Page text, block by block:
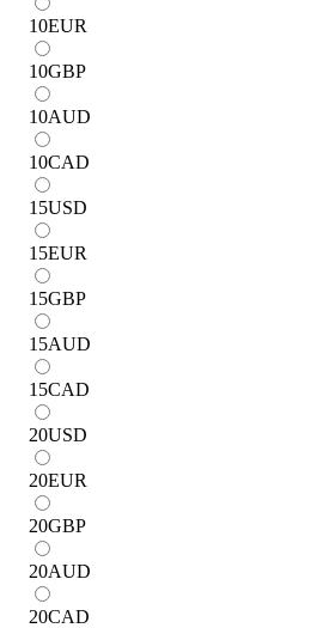
10EUR
10GBP
10AUD
10CAD
15USD
15EUR
15GBP
15AUD
15CAD
20USD
20EUR
20GBP
20AUD
20CAD